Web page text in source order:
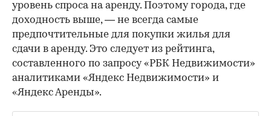
уровень спроса на аренду. Поэтому города, где
доходность выше, — не всегда самые
предпочтительные для покупки жилья для
сдачи в аренду. Это следует из рейтинга,
составленного по запросу «РБК Недвижимости»
аналитиками «Яндекс Недвижимости» и
«Яндекс Аренды».